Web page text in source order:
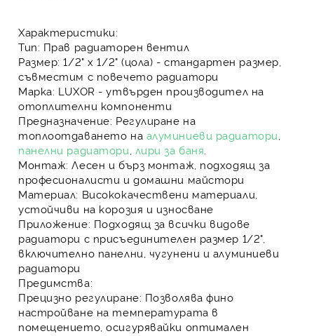
Характеристики:
Тип: Прав радиаторен вентил
Размер: 1/2" x 1/2" (цола) - стандартен размер,
съвместим с повечето радиатори
Марка: LUXOR - утвърден производител на
отоплителни компоненти
Предназначение: Регулиране на
топлоотдаването на алуминиеви радиатори
панелни радиатори лири за баня
Монтаж: Лесен и бърз монтаж, подходящ за
професионалисти и домашни майстори
Материал: Висококачествени материали,
устойчиви на корозия и износване
Приложение: Подходящ за всички видове
радиатори с присъединителен размер 1/2",
включително панелни, чугунени и алуминиеви
радиатори
Предимства:
Прецизно регулиране: Позволява фино
настройване на температурата в
помещението, осигурявайки оптимален